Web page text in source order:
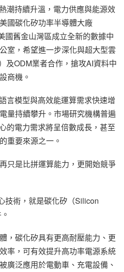
潮持續升溫，電力供應與能源效
國碳化矽功率半導體大廠
國舊金山灣區成立全新的數據中
室，希望進一步深化與超大型雲
及ODM業者合作，搶攻AI資料中
商機。
言模型與高效能運算需求快速增
量持續攀升。市場研究機構普遍
的電力需求將呈倍數成長，甚至
重要來源之一。
只是比拼運算能力，更開始競爭
技術，就是碳化矽（Silicon
，碳化矽具有更高耐壓能力、更
率，可有效提升高功率電源系統
廣泛應用於電動車、充電設備、